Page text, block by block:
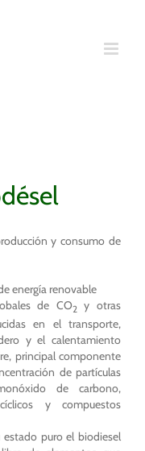
y consumo de
energía renovable
de CO2
y otras
en el transporte,
y el calentamiento
principal componente
de partículas
de carbono,
y compuestos
puro el biodiesel